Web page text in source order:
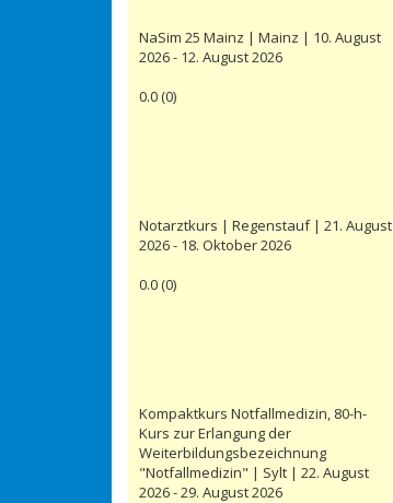
NaSim 25 Mainz | Mainz | 10. August
2026 - 12. August 2026
0.0(0)
Notarztkurs | Regenstauf | 21. August
2026 - 18. Oktober 2026
0.0(0)
Kompaktkurs Notfallmedizin, 80-h-
Kurs zur Erlangung der
Weiterbildungsbezeichnung
"Notfallmedizin" | Sylt | 22. August
2026 - 29. August 2026